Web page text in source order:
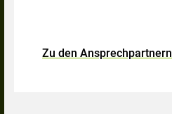
Zu den Ansprechpartnern